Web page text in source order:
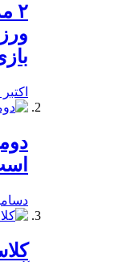
اکتبر 12, 2023
دسامبر 19,